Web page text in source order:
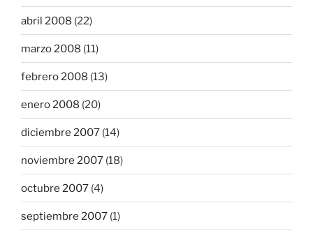
abril 2008 (22)
marzo 2008 (11)
febrero 2008 (13)
enero 2008 (20)
diciembre 2007 (14)
noviembre 2007 (18)
octubre 2007 (4)
septiembre 2007 (1)